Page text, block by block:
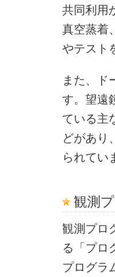
共同利用
真空蒸着
やテスト
また、ド
す。望遠
ている主
どがあり
られてい
観測
観測プロ
る「プロ
プログラ